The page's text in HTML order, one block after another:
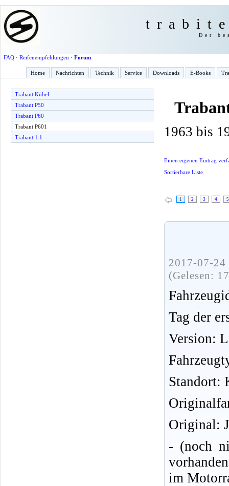
Der
FAQ· Reifenempfehlungen · Forum
Home Nachrichten Technik Service Downloads E-Books
Trabant Kübel
Trabant P50
Trabant P60
Trabant P601
Trabant 1.1
1963 bis
Einen eigenen Eintrag
Sortierbare Liste
1 2 3 4 5
2017-07-
(Gelesen:
Tag der
Version:
Standort:
Original:
- (noch
im